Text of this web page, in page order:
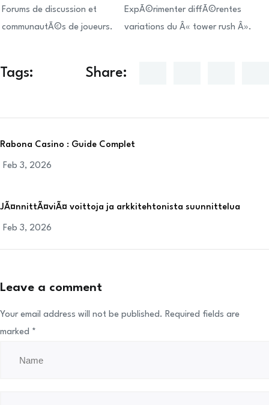
Forums de discussion et
communautÃ©s de joueurs.
ExpÃ©rimenter diffÃ©rentes
variations du Â« tower rush Â».
Tags: Share:
Rabona Casino : Guide Complet
Feb 3, 2026
JÃ¤nnittÃ¤viÃ¤ voittoja ja arkkitehtonista suunnittelua
Feb 3, 2026
Leave a comment
Your email address will not be published. Required fields are
marked *